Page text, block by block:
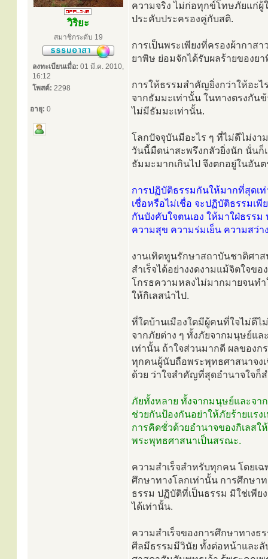
วิริยะ
สมาชิกระดับ 19
ลงทะเบียนเมื่อ: 01 มี.ค. 2010,
16:12
โพสต์: 2298
อายุ: 0
ความจริง ไม่ก่อทุกข์โทษภัยแก่ผู้
ประคับประครองคู่กับสติ.
การเป็นพระเพียงที่ครองผ้ากาส
ยาพิษ ย่อมจักได้รับผลร้ายของย
การให้ธรรมสำคัญยิ่งกว่าให้อะไ
จากธัมมะเท่านั้น ในทางตรงกัน
ไม่มีธัมมะเท่านั้น.
โลกปัจจุบันมีอะไร ๆ ที่ไม่ดีไม่ง
วันนี้มืดน่าสะพรึงกลัวยิ่งนัก นั่น
ธัมมะมากเกินไป จึงตกอยู่ในอัน
การปฏิบัติธรรมกันให้มากที่สุดเ
เชื่อหรือไม่เชื่อ จะปฏิบัติธรรมเ
กันบังคับใจตนเอง ให้มาใฝ่ธรร
ความสุข ความร่มเย็น ความสว่า
งานเทิดทูนรักษาสถาบันชาติศา
สำเร็จได้อย่างงดงามแม้จิตใจข
โกรธความหลงไม่มากมายจนท
ให้กิเลสนำไป.
ที่ใดบ้านเมืองใดมีผู้คนที่ใจไม่ดีไ
จากภัยต่าง ๆ ทั้งภัยจากมนุษย์แล
เท่านั้น ถ้าใจส่วนมากดี ผลของก
ทุกคนผู้นับถือพระพุทธศาสนาจงเ
ด้วย ว่าใจสำคัญที่สุดอำนาจใจก็
ภัยทั้งหลาย ทั้งจากมนุษย์และจา
ช่วยกันป้องกันอย่าให้ภัยร้ายแร
การคิดชั่วด้วยอำนาจของกิเลสใ
พระพุทธศาสนาเป็นสรณะ.
ความสำเร็จสำหรับทุกคน โดยเ
ศึกษาทางโลกเท่านั้น การศึกษา
ธรรม ปฏิบัติที่เป็นธรรม มิใช่เพีย
ได้เท่านั้น.
ความสำเร็จของการศึกษาทางธ
ศีลมีธรรมมีวินัย ทั้งต่อหน้าและ